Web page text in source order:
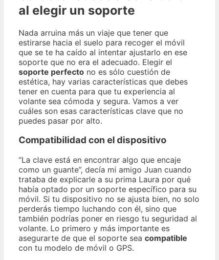
al elegir un soporte
Nada arruina más un viaje que tener que
estirarse hacia el suelo para recoger el móvil
que se te ha caído al intentar ajustarlo en ese
soporte que no era el adecuado. Elegir el
soporte perfecto no es sólo cuestión de
estética, hay varias características que debes
tener en cuenta para que tu experiencia al
volante sea cómoda y segura. Vamos a ver
cuáles son esas características clave que no
puedes pasar por alto.
Compatibilidad con el dispositivo
“La clave está en encontrar algo que encaje
como un guante”, decía mi amigo Juan cuando
trataba de explicarle a su prima Laura por qué
había optado por un soporte específico para su
móvil. Si tu dispositivo no se ajusta bien, no solo
perderás tiempo luchando con él, sino que
también podrías poner en riesgo tu seguridad al
volante. Lo primero y más importante es
asegurarte de que el soporte sea compatible
con tu modelo de móvil o GPS.